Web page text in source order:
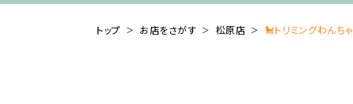
トップ お店をさがす 松原店 🐩トリミングわんち